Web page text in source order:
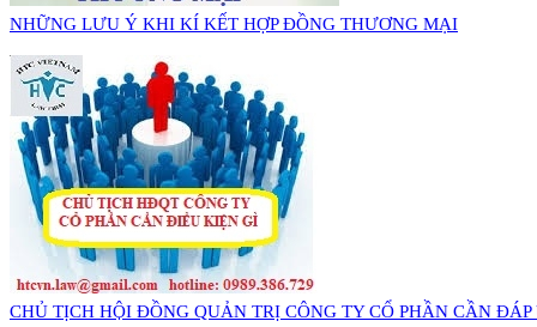
NHỮNG LƯU Ý KHI KÍ KẾT HỢP ĐỒNG THƯƠNG MẠI
CHỦ TỊCH HỘI ĐỒNG QUẢN TRỊ CÔNG TY CỔ PHẦN CẦN